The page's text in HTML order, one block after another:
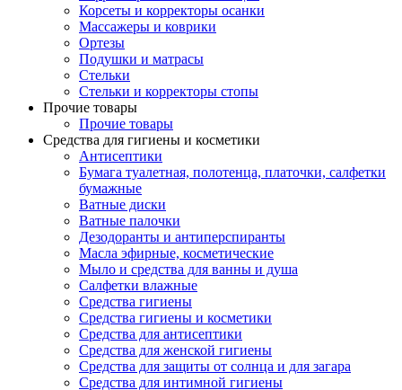
Корсеты и корректоры осанки
Массажеры и коврики
Ортезы
Подушки и матрасы
Стельки
Стельки и корректоры стопы
Прочие товары
Прочие товары
Средства для гигиены и косметики
Антисептики
Бумага туалетная, полотенца, платочки, салфетки
бумажные
Ватные диски
Ватные палочки
Дезодоранты и антиперспиранты
Масла эфирные, косметические
Мыло и средства для ванны и душа
Салфетки влажные
Средства гигиены
Средства гигиены и косметики
Средства для антисептики
Средства для женской гигиены
Средства для защиты от солнца и для загара
Средства для интимной гигиены